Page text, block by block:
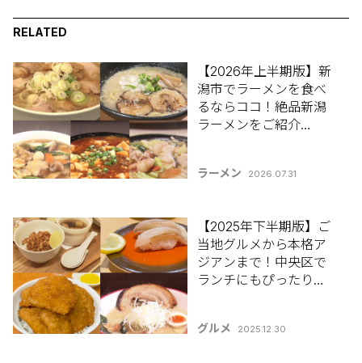
RELATED
【2026年上半期版】新
潟市でラーメンを食べ
るならココ！絶品新潟
ラーメンをご紹介
ラーメン 2026.07.31
【2025年下半期版】ご
当地グルメから本格ア
ジアンまで！中央区で
ランチにもぴったりな
選」
グルメ 2025.12.30